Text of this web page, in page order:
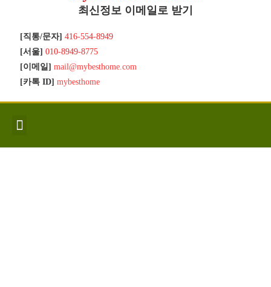
최신정보 이메일로 받기
[직통/문자] 416-554-8949
[서울] 010-8949-8775
[이메일] mail@mybesthome.com
[카톡 ID] mybesthome